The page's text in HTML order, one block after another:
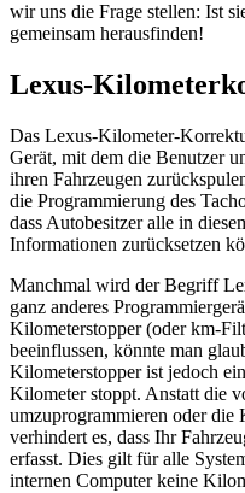
wir uns die Frage stellen: Ist
gemeinsam herausfinden!
Lexus-
Das Lexus-Kilometer-
Gerät, mit dem die Benutzer
ihren Fahrzeugen
die Programmierung des
dass Autobesitzer alle in
Informationen zurücksetzen
Manchmal wird der Begriff
ganz anderes
Kilometerstopper (oder km-
beeinflussen, könnte man
Kilometerstopper ist jedoch
Kilometer stoppt. Anstatt die
umzuprogrammieren oder die
verhindert es, dass Ihr
erfasst. Dies gilt für alle
internen Computer keine